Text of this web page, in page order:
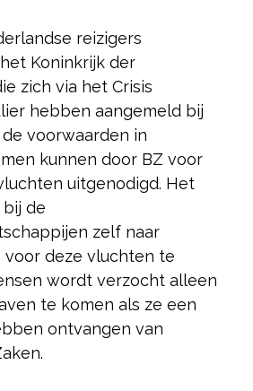
reizigers
Koninkrijk der
zich via het Crisis
hebben aangemeld bij
voorwaarden in
kunnen door BZ voor
uitgenodigd. Het
de
zelf naar
voor deze vluchten te
wordt verzocht alleen
te komen als ze een
ontvangen van